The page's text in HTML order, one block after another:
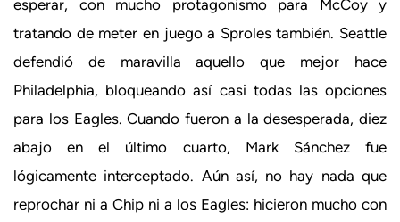
esperar, con mucho protagonismo para McCoy y
tratando de meter en juego a Sproles también. Seattle
defendió de maravilla aquello que mejor hace
Philadelphia, bloqueando así casi todas las opciones
para los Eagles. Cuando fueron a la desesperada, diez
abajo en el último cuarto, Mark Sánchez fue
lógicamente interceptado. Aún así, no hay nada que
reprochar ni a Chip ni a los Eagles: hicieron mucho con